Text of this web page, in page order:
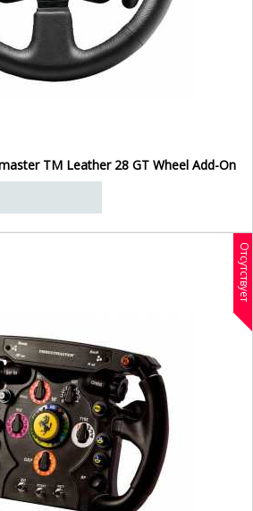
TM Leather 28 GT Wheel Add-On
Отсутствует